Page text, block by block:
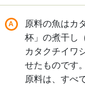
原料の魚はカ
杯」の煮干し
カタクチイワ
せたものです
原料は、すべ